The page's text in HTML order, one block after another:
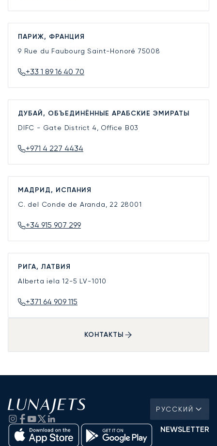
ПАРИЖ, ФРАНЦИЯ
9 Rue du Faubourg Saint-Honoré 75008
+33 1 89 16 40 70
ДУБАЙ, ОБЪЕДИНЁННЫЕ АРАБСКИЕ ЭМИРАТЫ
DIFC - Gate District 4, Office B03
+971 4 227 4434
МАДРИД, ИСПАНИЯ
C. del Conde de Aranda, 22 28001
+34 915 907 299
РИГА, ЛАТВИЯ
Alberta iela 12-5 LV-1010
+371 64 909 115
КОНТАКТЫ
РУССКИЙ
NEWSLETTER